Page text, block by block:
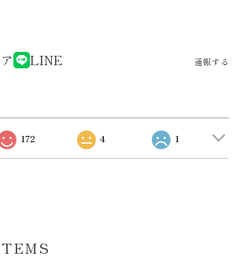
LINE 通報する
172 4 1